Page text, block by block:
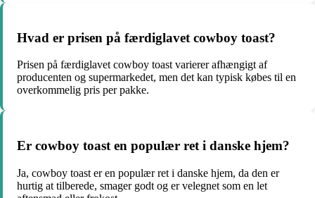
Hvad er prisen på færdiglavet cowboy toast?
Prisen på færdiglavet cowboy toast varierer afhængigt af
producenten og supermarkedet, men det kan typisk købes til en
overkommelig pris per pakke.
Er cowboy toast en populær ret i danske hjem?
Ja, cowboy toast er en populær ret i danske hjem, da den er
hurtig at tilberede, smager godt og er velegnet som en let